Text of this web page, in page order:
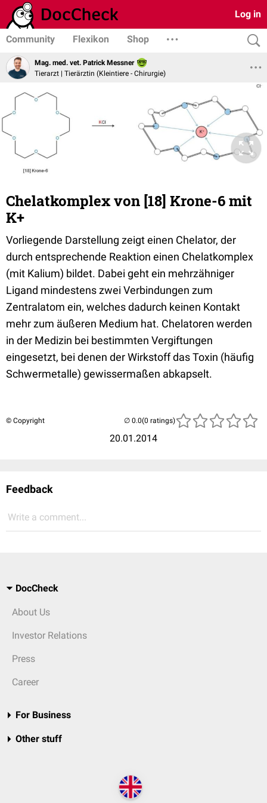
Log in
Community Flexikon Shop
Mag. med. vet. Patrick Messner
Tierarzt | Tierärztin (Kleintiere - Chirurgie)
Chelatkomplex von [18] Krone-6 mit
K+
Vorliegende Darstellung zeigt einen Chelator, der
durch entsprechende Reaktion einen Chelatkomplex
(mit Kalium) bildet. Dabei geht ein mehrzähniger
Ligand mindestens zwei Verbindungen zum
Zentralatom ein, welches dadurch keinen Kontakt
mehr zum äußeren Medium hat. Chelatoren werden
in der Medizin bei bestimmten Vergiftungen
eingesetzt, bei denen der Wirkstoff das Toxin (häufig
Schwermetalle) gewissermaßen abkapselt.
© Copyright
20.01.2014
(0 ratings)
Feedback
Write a comment...
DocCheck
About Us
Investor Relations
Press
Career
For Business
Other stuff